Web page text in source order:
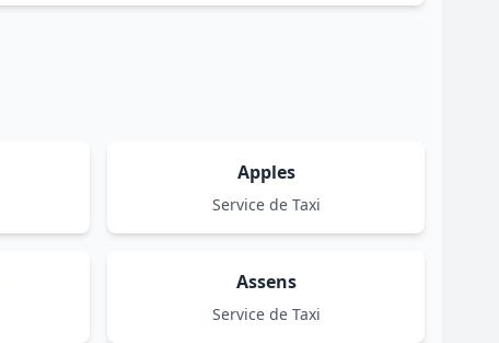
Apples
Service de Taxi
Assens
Service de Taxi